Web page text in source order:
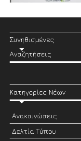
Συνηθισμένες
Αναζητήσεις
Κατηγορίες Νέων
Ανακοινώσεις
Δελτία Τύπου